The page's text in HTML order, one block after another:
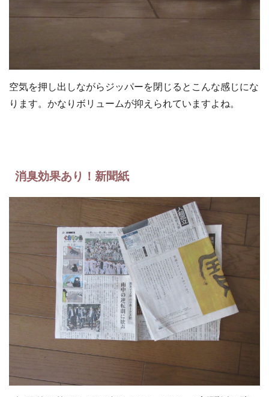
空気を押し出しながらジッパーを閉じるとこんな感じにな
ります。かなりボリュームが抑えられていますよね。
消臭効果あり！新聞紙